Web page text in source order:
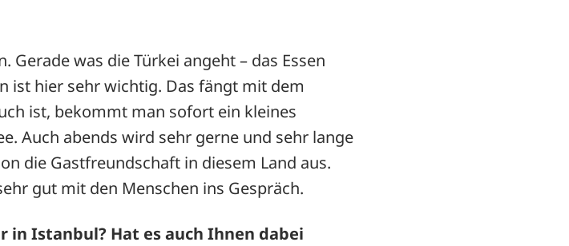
was die Türkei angeht – das Essen
ist hier sehr wichtig. Das fängt mit dem
ist, bekommt man sofort ein kleines
Auch abends wird sehr gerne und sehr lange
die Gastfreundschaft in diesem Land aus.
gut mit den Menschen ins Gespräch.
in Istanbul? Hat es auch Ihnen dabei